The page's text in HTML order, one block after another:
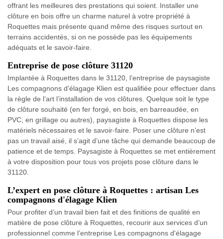
offrant les meilleures des prestations qui soient. Installer une
clôture en bois offre un charme naturel à votre propriété à
Roquettes mais présente quand même des risques surtout en
terrains accidentés, si on ne possède pas les équipements
adéquats et le savoir-faire.
Entreprise de pose clôture 31120
Implantée à Roquettes dans le 31120, l’entreprise de paysagiste
Les compagnons d'élagage Klien est qualifiée pour effectuer dans
la règle de l’art l’installation de vos clôtures. Quelque soit le type
de clôture souhaité (en fer forgé, en bois, en barreaudée, en
PVC, en grillage ou autres), paysagiste à Roquettes dispose les
matériels nécessaires et le savoir-faire. Poser une clôture n’est
pas un travail aisé, il s’agit d’une tâche qui demande beaucoup de
patience et de temps. Paysagiste à Roquettes se met entièrement
à votre disposition pour tous vos projets pose clôture dans le
31120.
L’expert en pose clôture à Roquettes : artisan Les
compagnons d'élagage Klien
Pour profiter d’un travail bien fait et des finitions de qualité en
matière de pose clôture à Roquettes, recourir aux services d’un
professionnel comme l’entreprise Les compagnons d'élagage